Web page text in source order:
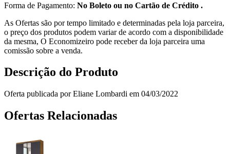
Forma de Pagamento: No Boleto ou no Cartão de Crédito .
As Ofertas são por tempo limitado e determinadas pela loja parceira,
o preço dos produtos podem variar de acordo com a disponibilidade
da mesma, O Economizeiro pode receber da loja parceira uma
comissão sobre a venda.
Descrição do Produto
Oferta publicada por Eliane Lombardi em 04/03/2022
Ofertas Relacionadas